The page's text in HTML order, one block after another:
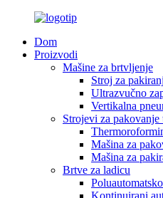
Dom
Proizvodi
Mašine za brtvljenje
Stroj za
Ultrazvučno
Vertikalna
Strojevi za
Mašina za
Mašina za
Brtve za ladicu
Kontinuirani